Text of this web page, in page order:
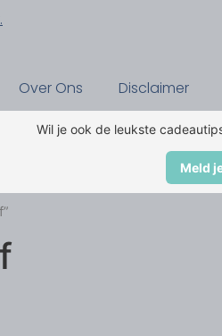
Over Ons Disclaimer
Wil je ook de leukste
Meld